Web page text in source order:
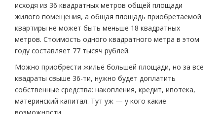
исходя из 36 квадратных метров общей площади
жилого помещения, а общая площадь приобретаемой
квартиры не может быть меньше 18 квадратных
метров. Стоимость одного квадратного метра в этом
году составляет 77 тысяч рублей.
Можно приобрести жильё большей площади, но за все
квадраты свыше 36-ти, нужно будет доплатить
собственные средства: накопления, кредит, ипотека,
материнский капитал. Тут уж — у кого какие